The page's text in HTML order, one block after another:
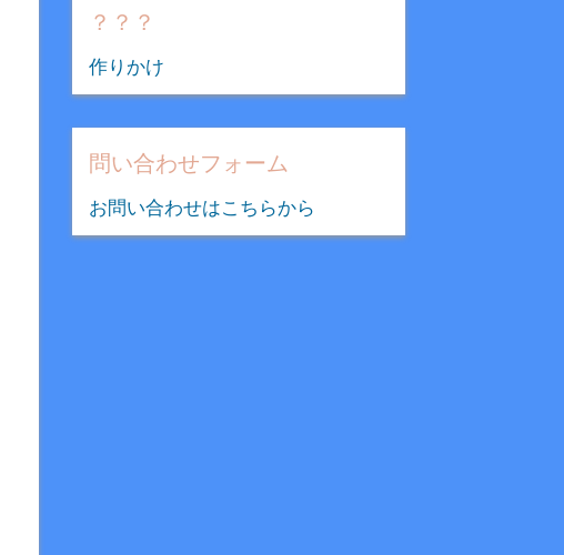
リ
？？？
作りかけ
問い合わせフォーム
お問い合わせはこちらから